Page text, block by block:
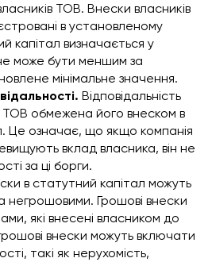
ТОВ. Внески власників
в установленому
капітал визначається у
не може бути меншим за
мінімальне значення.
Відповідальність
ТОВ обмежена його внеском в
Це означає, що якщо компанія
вклад власника, він не
за ці борги.
в статутний капітал можуть
негрошовими. Грошові внески
які внесені власником до
внески можуть включати
такі як нерухомість,